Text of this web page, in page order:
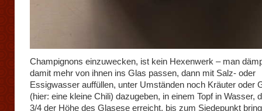
Champignons einzuwecken, ist kein Hexenwerk – man
damit mehr von ihnen ins Glas passen, dann mit Salz- oder
Essigwasser auffüllen, unter Umständen noch Kräuter oder
(hier: eine kleine Chili) dazugeben, in einem Topf in Wasser,
3/4 der Höhe des Glasese erreicht, bis zum Siedepunkt